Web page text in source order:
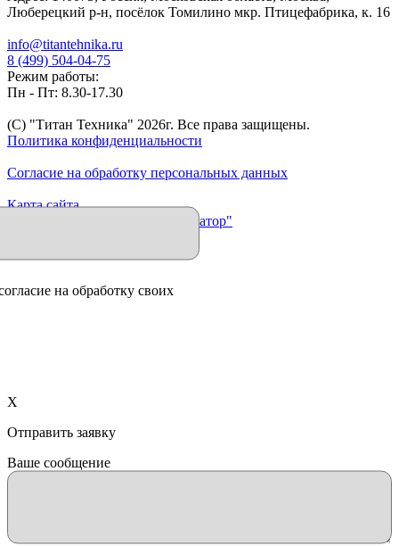
Люберецкий р-н, посёлок Томилино мкр. Птицефабрика, к. 16
info@titantehnika.ru
8 (499) 504-04-75
Режим работы:
Пн - Пт: 8.30-17.30
(C) "Титан Техника" 2026г. Все права защищены.
Политика конфиденциальности
Согласие на обработку персональных данных
Карта сайта
Продвижение сайта "Иллюминатор"
на обработку своих
X
Отправить заявку
Ваше сообщение